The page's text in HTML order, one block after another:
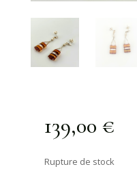
139,00 €
Rupture de stock